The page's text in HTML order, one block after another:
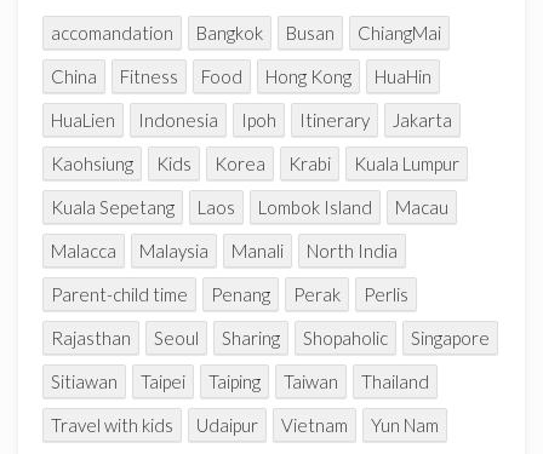
accomandation Bangkok Busan
ChiangMai
China
Fitness Food Hong Kong
HuaHin
HuaLien
Indonesia Ipoh Itinerary
Jakarta
Kaohsiung
Kids Korea Krabi
Kuala Lumpur
Kuala Sepetang
Laos Lombok Island
Macau
Malacca
Malaysia Manali
North India
Parent-child time
Penang Perak
Perlis
Rajasthan
Seoul Sharing Shopaholic
Singapore
Sitiawan
Taipei Taiping Taiwan
Thailand
Travel with kids
Udaipur Vietnam Yun Nam